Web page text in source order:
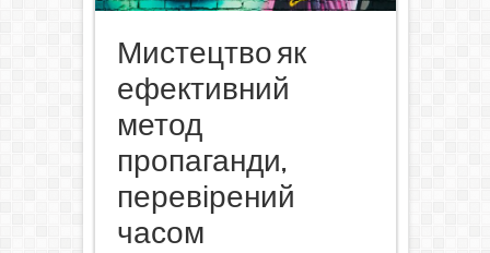
Мистецтво як
ефективний
метод
пропаганди,
перевірений
часом